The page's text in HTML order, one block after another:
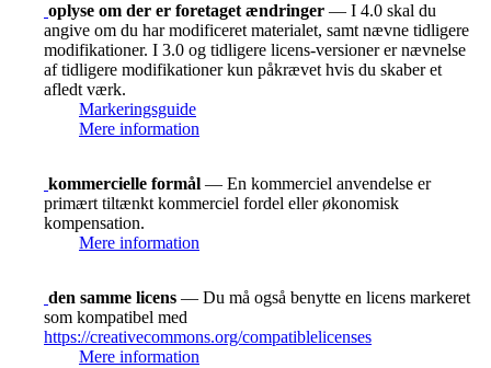
oplyse om der er foretaget ændringer — I 4.0 skal du
angive om du har modificeret materialet, samt nævne tidligere
modifikationer. I 3.0 og tidligere licens-versioner er nævnelse
af tidligere modifikationer kun påkrævet hvis du skaber et
afledt værk.
Markeringsguide
Mere information
kommercielle formål — En kommerciel anvendelse er
primært tiltænkt kommerciel fordel eller økonomisk
kompensation.
Mere information
den samme licens — Du må også benytte en licens markeret
som kompatibel med
https://creativecommons.org/compatiblelicenses
Mere information